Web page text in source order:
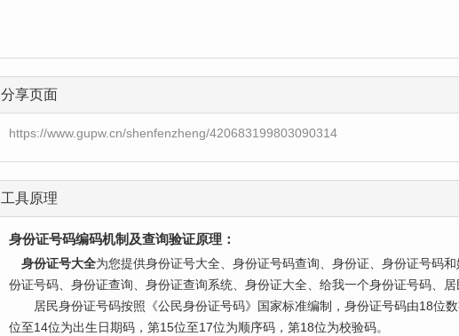
分享页面
https://www.gupw.cn/shenfenzheng/420683199803090314
工具原理
身份证号码编码机制及查询验证原理：
身份证号大全为您提供身份证号大全、身份证号码查询、身份证、身份证号码
份证号码、身份证查询、身份证查询系统、身份证大全、给我一个身份证号码、居
居民身份证号码按照《公民身份证号码》国家标准编制，身份证号码由18位
位至14位为出生日期码，第15位至17位为顺序码，第18位为校验码。